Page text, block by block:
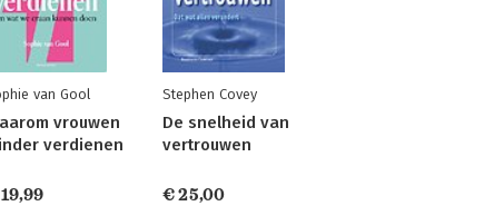
van Gool
vrouwen
verdienen
Stephen Covey
De snelheid van
vertrouwen
€ 25,00